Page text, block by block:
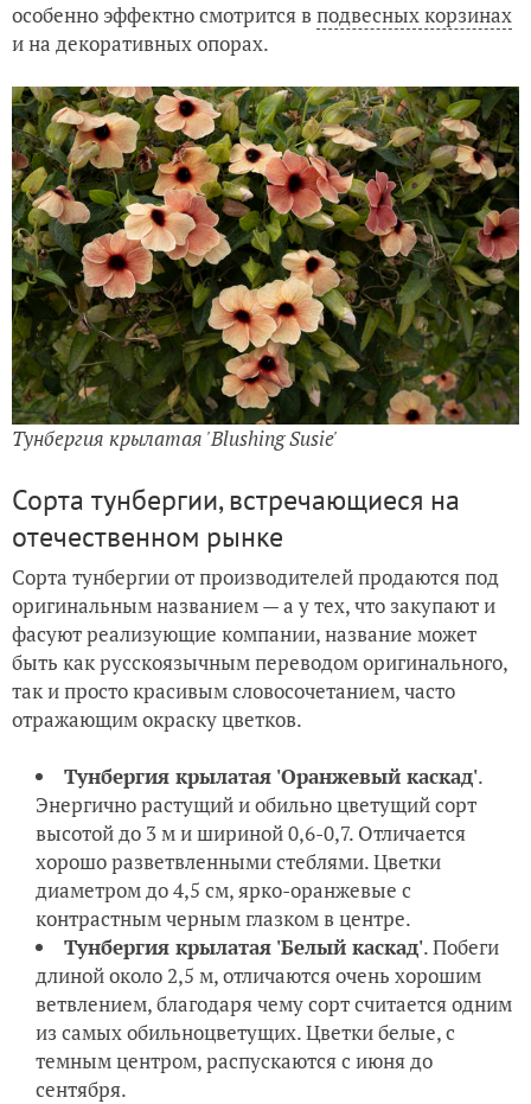
особенно эффектно смотрится вподвесных корзинах
и на декоративных опорах.
Тунбергия крылатая 'Blushing Susie'
Сорта тунбергии, встречающиеся на
отечественном рынке
Сорта тунбергии от производителей продаются под
оригинальным названием — а у тех, что закупают и
фасуют реализующие компании, название может
быть как русскоязычным переводом оригинального,
так и просто красивым словосочетанием, часто
отражающим окраску цветков.
Тунбергия крылатая 'Оранжевый каскад'.
Энергично растущий и обильно цветущий сорт
высотой до 3 м и шириной 0,6-0,7. Отличается
хорошо разветвленными стеблями. Цветки
диаметром до 4,5 см, ярко-оранжевые с
контрастным черным глазком в центре.
Тунбергия крылатая 'Белый каскад'. Побеги
длиной около 2,5 м, отличаются очень хорошим
ветвлением, благодаря чему сорт считается одним
из самых обильноцветущих. Цветки белые, с
темным центром, распускаются с июня до
сентября.